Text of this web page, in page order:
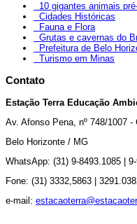
10 gigantes animais
Cidades Históricas
Fauna e Flora
Grutas e cavernas do
Prefeitura de Belo
Turismo em Minas
Contato
Estação Terra Educação
Av. Afonso Pena, nº 748/1007 -
Belo Horizonte / MG
WhatsApp: (31) 9-8493.1085 |
Fone: (31) 3332,5863 |
e-mail: